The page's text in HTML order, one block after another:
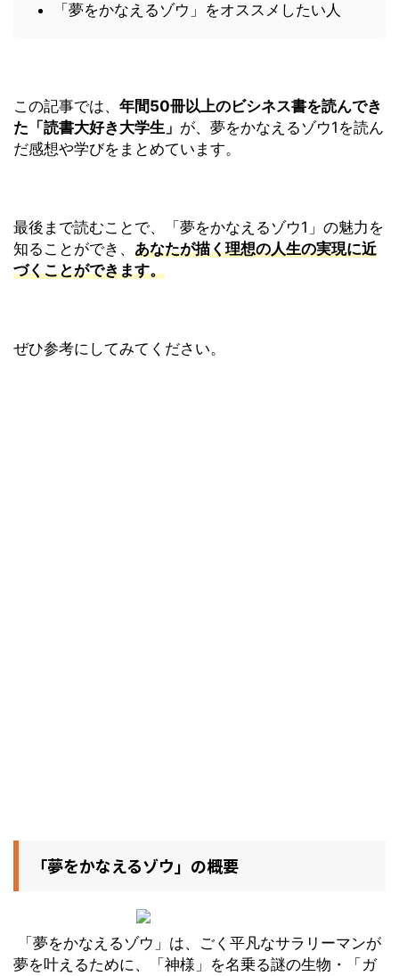
「夢をかなえるゾウ」をオススメしたい人
この記事では、 年間50冊以上のビシネス書を読んでき
た「読書大好き大学生」 が、夢をかなえるゾウ1を読ん
だ感想や学びをまとめています。
最後まで読むことで、「夢をかなえるゾウ1」の魅力を
知ることができ、 あなたが描く理想の人生の実現に近
づくことができます。
ぜひ参考にしてみてください。
「夢をかなえるゾウ」の概要
「夢をかなえるゾウ」は、ごく平凡なサラリーマンが
夢を叶えるために、「神様」を名乗る謎の生物・「ガ